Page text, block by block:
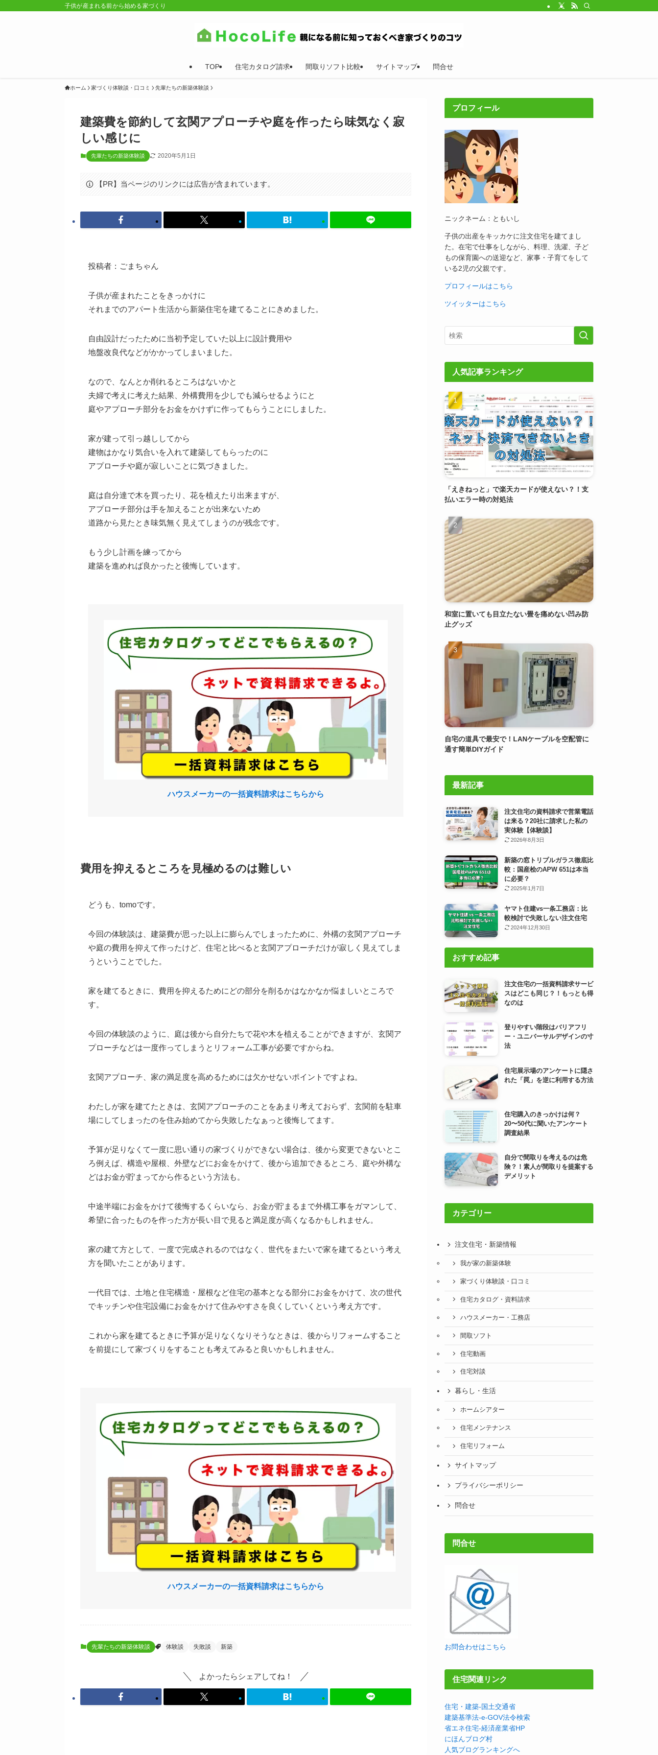
子供が産まれる前から始める家づくり
TOP 住宅カタログ請求 間取りソフト比較 サイトマップ 問合せ
ホーム 家づくり体験談・口コミ 先輩たちの新築体験談
建築費を節約して玄関アプローチや庭を作ったら味気なく寂
しい感じに
先輩たちの新築体験談 2020年5月1日
【PR】当ページのリンクには広告が含まれています。
投稿者：ごまちゃん
子供が産まれたことをきっかけに
それまでのアパート生活から新築住宅を建てることにきめました。
自由設計だったために当初予定していた以上に設計費用や
地盤改良代などがかかってしまいました。
なので、なんとか削れるところはないかと
夫婦で考えに考えた結果、外構費用を少しでも減らせるようにと
庭やアプローチ部分をお金をかけずに作ってもらうことにしました。
家が建って引っ越ししてから
建物はかなり気合いを入れて建築してもらったのに
アプローチや庭が寂しいことに気づきました。
庭は自分達で木を買ったり、花を植えたり出来ますが、
アプローチ部分は手を加えることが出来ないため
道路から見たとき味気無く見えてしまうのが残念です。
もう少し計画を練ってから
建築を進めれば良かったと後悔しています。
ハウスメーカーの一括資料請求はこちらから
費用を抑えるところを見極めるのは難しい
どうも、tomoです。
今回の体験談は、建築費が思った以上に膨らんでしまったために、外構の玄関アプローチ
や庭の費用を抑えて作ったけど、住宅と比べると玄関アプローチだけが寂しく見えてしま
うということでした。
家を建てるときに、費用を抑えるためにどの部分を削るかはなかなか悩ましいところで
す。
今回の体験談のように、庭は後から自分たちで花や木を植えることができますが、玄関ア
プローチなどは一度作ってしまうとリフォーム工事が必要ですからね。
玄関アプローチ、家の満足度を高めるためには欠かせないポイントですよね。
わたしが家を建てたときは、玄関アプローチのことをあまり考えておらず、玄関前を駐車
場にしてしまったのを住み始めてから失敗したなぁっと後悔してます。
予算が足りなくて一度に思い通りの家づくりができない場合は、後から変更できないとこ
ろ例えば、構造や屋根、外壁などにお金をかけて、後から追加できるところ、庭や外構な
どはお金が貯まってから作るという方法も。
中途半端にお金をかけて後悔するくらいなら、お金が貯まるまで外構工事をガマンして、
希望に合ったものを作った方が長い目で見ると満足度が高くなるかもしれません。
家の建て方として、一度で完成されるのではなく、世代をまたいで家を建てるという考え
方を聞いたことがあります。
一代目では、土地と住宅構造・屋根など住宅の基本となる部分にお金をかけて、次の世代
でキッチンや住宅設備にお金をかけて住みやすさを良くしていくという考え方です。
これから家を建てるときに予算が足りなくなりそうなときは、後からリフォームすること
を前提にして家づくりをすることも考えてみると良いかもしれません。
ハウスメーカーの一括資料請求はこちらから
先輩たちの新築体験談 体験談 失敗談 新築
よかったらシェアしてね！
プロフィール
ニックネーム：ともいし
子供の出産をキッカケに注文住宅を建てまし
た。在宅で仕事をしながら、料理、洗濯、子ど
もの保育園への送迎など、家事・子育てをして
いる2児の父親です。
プロフィールはこちら
ツイッターはこちら
人気記事ランキング
「えきねっと」で楽天カードが使えない？！支
払いエラー時の対処法
和室に置いても目立たない畳を痛めない凹み防
止グッズ
自宅の道具で最安で！LANケーブルを空配管に
通す簡単DIYガイド
最新記事
注文住宅の資料請求で営業電話
は来る？20社に請求した私の
実体験【体験談】
2026年8月3日
新築の窓トリプルガラス徹底比
較：国産桧のAPW 651は本当
に必要？
2025年1月7日
ヤマト住建vs一条工務店：比
較検討で失敗しない注文住宅
2024年12月30日
おすすめ記事
注文住宅の一括資料請求サービ
スはどこも同じ？！もっとも得
なのは
登りやすい階段はバリアフリ
ー・ユニバーサルデザインの寸
法
住宅展示場のアンケートに隠さ
れた「罠」を逆に利用する方法
住宅購入のきっかけは何？
20〜50代に聞いたアンケート
調査結果
自分で間取りを考えるのは危
険？！素人が間取りを提案する
デメリット
カテゴリー
注文住宅・新築情報
我が家の新築体験
家づくり体験談・口コミ
住宅カタログ・資料請求
ハウスメーカー・工務店
間取ソフト
住宅動画
住宅対談
暮らし・生活
ホームシアター
住宅メンテナンス
住宅リフォーム
サイトマップ
プライバシーポリシー
問合せ
問合せ
お問合わせはこちら
住宅関連リンク
住宅・建築-国土交通省
建築基準法-e-GOV法令検索
省エネ住宅-経済産業省HP
にほんブログ村
人気ブログランキングへ